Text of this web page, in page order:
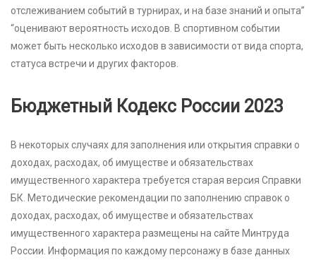
отслеживанием событий в турнирах, и на базе знаний и опыта”
“оценивают вероятность исходов. В спортивном событии
может быть несколько исходов в зависимости от вида спорта,
статуса встречи и других факторов.
Бюджетный Кодекс России 2023
В некоторых случаях для заполнения или открытия справки о
доходах, расходах, об имуществе и обязательствах
имущественного характера требуется старая версия Справки
БК. Методические рекомендации по заполнению справок о
доходах, расходах, об имуществе и обязательствах
имущественного характера размещены на сайте Минтруда
России. Информация по каждому персонажу в базе данных